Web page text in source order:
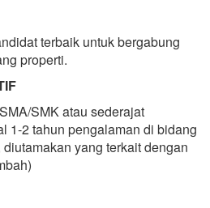
terbaik untuk bergabung
properti.
SMK atau sederajat
1-2 tahun pengalaman di bidang
yang terkait dengan